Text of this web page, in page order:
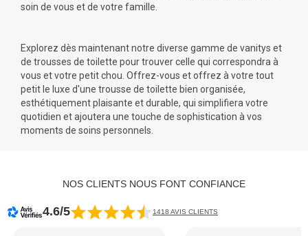
soin de vous et de votre famille.
Explorez dès maintenant notre diverse gamme de vanitys et
de trousses de toilette pour trouver celle qui correspondra à
vous et votre petit chou. Offrez-vous et offrez à votre tout
petit le luxe d'une trousse de toilette bien organisée,
esthétiquement plaisante et durable, qui simplifiera votre
quotidien et ajoutera une touche de sophistication à vos
moments de soins personnels.
NOS CLIENTS NOUS FONT CONFIANCE
4.6/5 1418 AVIS CLIENTS